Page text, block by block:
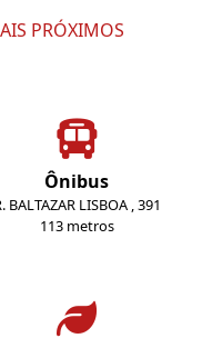
PRÓXIMOS
Ônibus
BALTAZAR LISBOA , 391
113 metros